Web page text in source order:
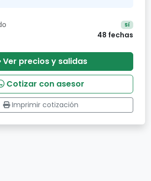
Sí
48 fechas
Ver precios y salidas
Cotizar con asesor
Imprimir cotización